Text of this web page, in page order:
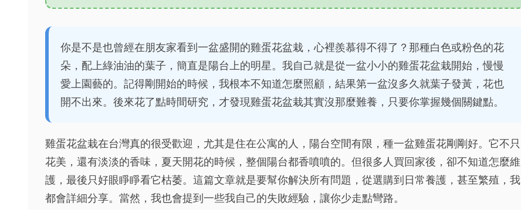
你是不是也曾經在朋友家看到一盆盛開的雞蛋花盆栽，心裡羨慕得不得了？那種白色或粉色的花
朵，配上綠油油的葉子，簡直是陽台上的明星。我自己就是從一盆小小的雞蛋花盆栽開始，慢慢
愛上園藝的。記得剛開始的時候，我根本不知道怎麼照顧，結果第一盆沒多久就葉子發黃，花也
開不出來。後來花了點時間研究，才發現雞蛋花盆栽其實沒那麼難養，只要你掌握幾個關鍵點。
雞蛋花盆栽在台灣真的很受歡迎，尤其是住在公寓的人，陽台空間有限，種一盆雞蛋花剛剛好。它不只
花美，還有淡淡的香味，夏天開花的時候，整個陽台都香噴噴的。但很多人買回家後，卻不知道怎麼維
護，最後只好眼睜睜看它枯萎。這篇文章就是要幫你解決所有問題，從選購到日常養護，甚至繁殖，我
都會詳細分享。當然，我也會提到一些我自己的失敗經驗，讓你少走點彎路。